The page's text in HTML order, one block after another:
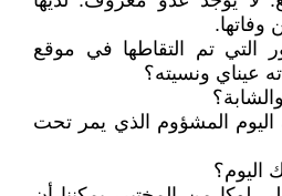
التي تم التقاطها في موقع
عيناي ونسيته؟
المشؤوم الذي يمر تحت
اليوم؟